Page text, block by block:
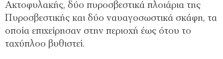
Ακτοφυλακής, δύο πυροσβεστικά πλοιάρια της
Πυροσβεστικής και δύο ναυαγοσωστικά σκάφη, τα
οποία επιχείρησαν στην περιοχή έως ότου το
ταχύπλοο βυθιστεί.